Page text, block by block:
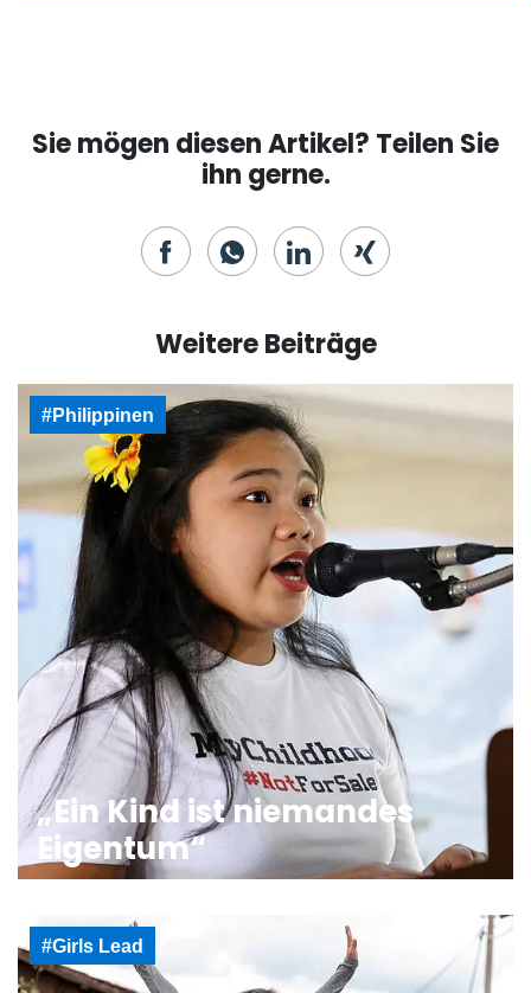
Sie mögen diesen Artikel? Teilen Sie
ihn gerne.
Weitere Beiträge
#Philippinen
„Ein Kind ist niemandes
Eigentum“
#Girls Lead